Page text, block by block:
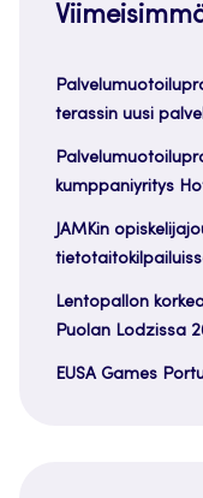
terassin uusi
kumppaniyritys
JAMKin
Lentopallon
Puolan Lodzissa
EUSA Games